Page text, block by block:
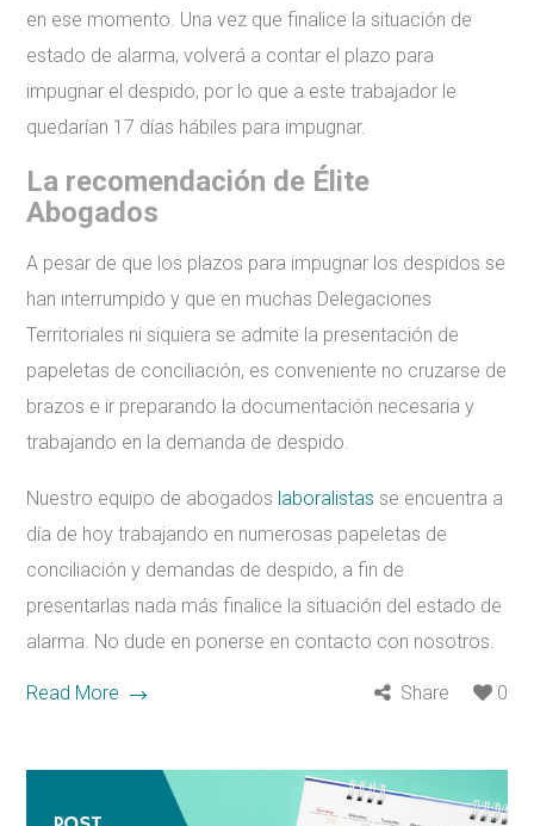
en ese momento. Una vez que finalice la situación de
estado de alarma, volverá a contar el plazo para
impugnar el despido, por lo que a este trabajador le
quedarían 17 días hábiles para impugnar.
La recomendación de Élite
Abogados
A pesar de que los plazos para impugnar los despidos se
han interrumpido y que en muchas Delegaciones
Territoriales ni siquiera se admite la presentación de
papeletas de conciliación, es conveniente no cruzarse de
brazos e ir preparando la documentación necesaria y
trabajando en la demanda de despido.
Nuestro equipo de abogados laboralistas se encuentra a
día de hoy trabajando en numerosas papeletas de
conciliación y demandas de despido, a fin de
presentarlas nada más finalice la situación del estado de
alarma. No dude en ponerse en contacto con nosotros.
Read More Share 0